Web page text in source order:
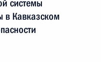
системы
в Кавказском